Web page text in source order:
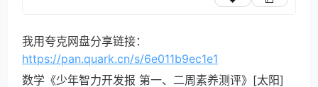
我用夸克网盘分享链接：
https://pan.quark.cn/s/6e011b9ec1e1
数学《少年智力开发报 第一、二周素养测评》[太阳]